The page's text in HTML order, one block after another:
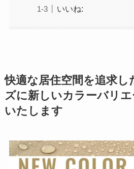
いいね:
快適な居住空間を追求
ズに新しいカラーバリ
いたします